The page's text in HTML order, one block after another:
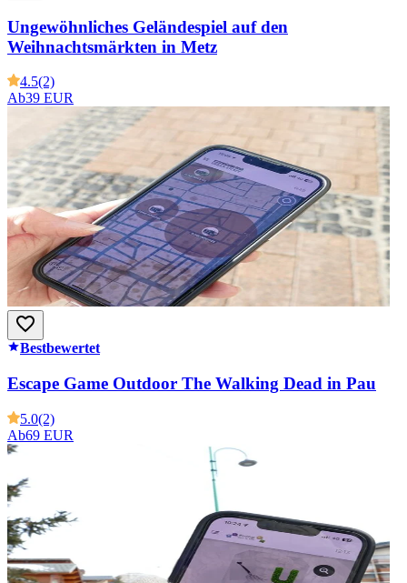
Ungewöhnliches Geländespiel auf den
Weihnachtsmärkten in Metz
4.5(2)
Ab39 EUR
Bestbewertet
Escape Game Outdoor The Walking Dead in Pau
5.0(2)
Ab69 EUR